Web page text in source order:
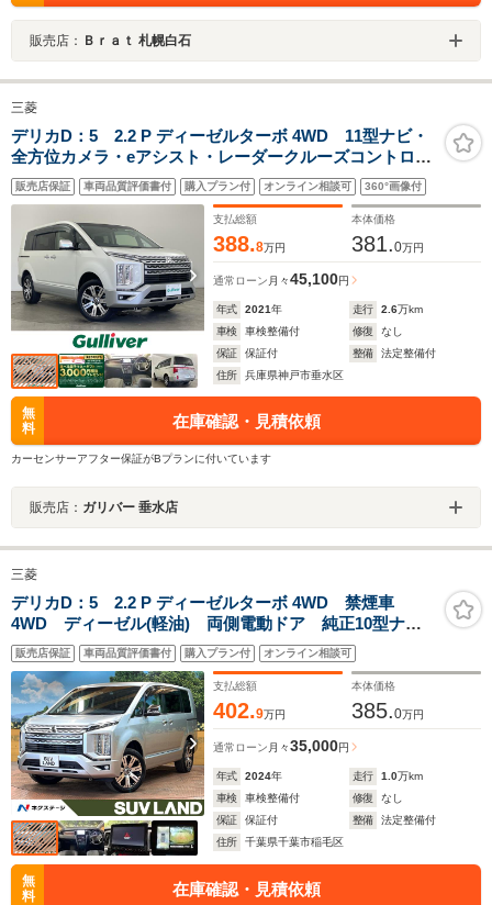
販売店： Ｂｒａｔ 札幌白石
三菱
デリカD：5 2.2 P ディーゼルターボ 4WD 11型ナビ・
全方位カメラ・eアシスト・レーダークルーズコントロー
ル・両側パワースライドドア・パワーバックドア・LED
ヘッドライト・純正18インチアルミホイール・衝突被害
軽減ブレーキ・車線逸脱警報システム
販売店保証 車両品質評価書付 購入プラン付 オンライン相談可 360°画像付
支払総額
388.8万円
本体価格
381.0万円
通常ローン 月々45,100円
年式 2021年 走行 2.6万km
車検
車検整備付 修復
なし
保証
保証付 整備
法定整備付
住所
兵庫県神戸市垂水区
無
料
在庫確認・見積依頼
カーセンサーアフター保証がBプランに付いています
販売店： ガリバー 垂水店
三菱
デリカD：5 2.2 P ディーゼルターボ 4WD 禁煙車
4WD ディーゼル(軽油) 両側電動ドア 純正10型ナ
ビ バックカメラ ブラインドスポットモニター 前席
シートヒーター 衝突被害軽減システム レーダークル
ーズ 電動リアゲート コーナーセンサー
販売店保証 車両品質評価書付 購入プラン付 オンライン相談可
支払総額
402.9万円
本体価格
385.0万円
通常ローン 月々35,000円
年式 2024年 走行 1.0万km
車検
車検整備付 修復
なし
保証
保証付 整備
法定整備付
住所
千葉県千葉市稲毛区
無
料
在庫確認・見積依頼